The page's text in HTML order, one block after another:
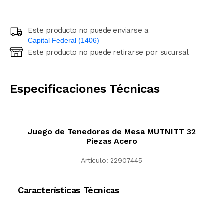
Este producto no puede enviarse a
Capital Federal (1406)
Ingresá código postal (sólo números)
Este producto no puede retirarse por sucursal
Especificaciones Técnicas
Juego de Tenedores de Mesa MUTNITT 32
Piezas Acero
Artículo: 22907445
Características Técnicas